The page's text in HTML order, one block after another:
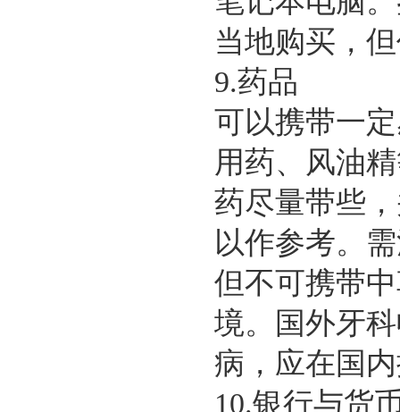
当地购买，
9.药品
可以携带一
用药、风油
药尽量带些
以作参考。
但不可携带
境。国外牙
病，应在国
10.银行与货